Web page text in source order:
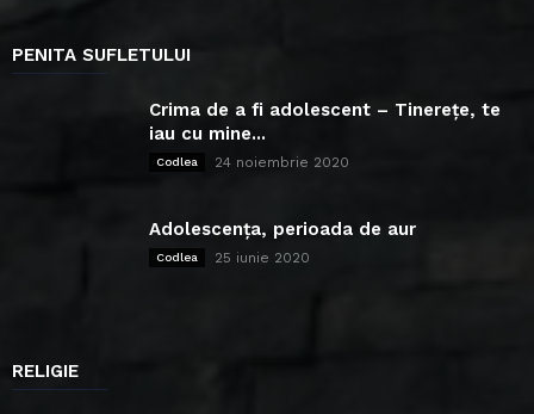
PENITA SUFLETULUI
Crima de a fi adolescent – Tinerețe, te
iau cu mine...
Codlea 24 noiembrie 2020
Adolescența, perioada de aur
Codlea 25 iunie 2020
RELIGIE